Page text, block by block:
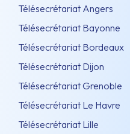
Télésecrétariat Angers
Télésecrétariat Bayonne
Télésecrétariat Bordeaux
Télésecrétariat Dijon
Télésecrétariat Grenoble
Télésecrétariat Le Havre
Télésecrétariat Lille